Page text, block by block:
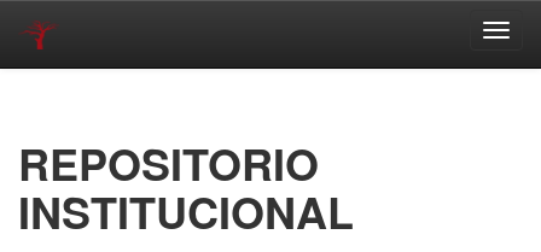
REPOSITORIO
INSTITUCIONAL